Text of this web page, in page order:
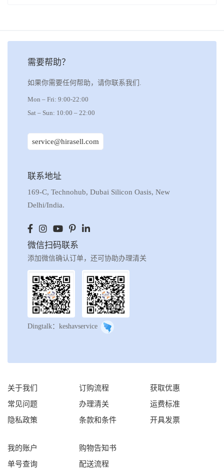
需要帮助？
如果你需要任何帮助，请你联系我们.
Mon – Fri: 9:00-22:00
Sat – Sun: 10:00 – 22:00
service@hirasell.com
联系地址
169-C, Technohub, Dubai Silicon Oasis, New
Delhi/India.
微信扫码联系
添加微信确认订单，还可协助办理清关
Dingtalk：keshavservice
关于我们
常见问题
隐私政策
订购流程
办理清关
条款和条件
获取优惠
运费标准
开具发票
我的账户
单号查询
购物告知书
配送流程